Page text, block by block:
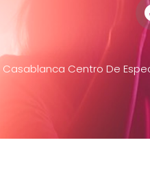
Casablanca Centro De